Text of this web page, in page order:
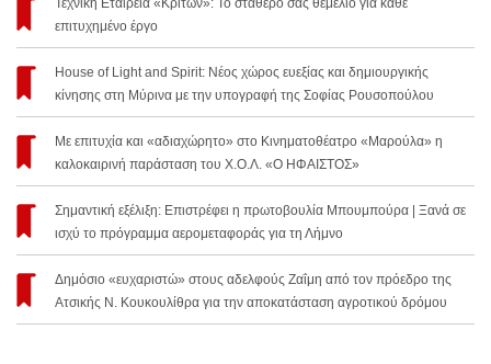
Τεχνική Εταιρεία «Κρίτων»: Το σταθερό σας θεμέλιο για κάθε
επιτυχημένο έργο
House of Light and Spirit: Νέος χώρος ευεξίας και δημιουργικής
κίνησης στη Μύρινα με την υπογραφή της Σοφίας Ρουσοπούλου
Με επιτυχία και «αδιαχώρητο» στο Κινηματοθέατρο «Μαρούλα» η
καλοκαιρινή παράσταση του Χ.Ο.Λ. «Ο ΗΦΑΙΣΤΟΣ»
Σημαντική εξέλιξη: Επιστρέφει η πρωτοβουλία Μπουμπούρα | Ξανά σε
ισχύ το πρόγραμμα αερομεταφοράς για τη Λήμνο
Δημόσιο «ευχαριστώ» στους αδελφούς Ζαΐμη από τον πρόεδρο της
Ατσικής Ν. Κουκουλίθρα για την αποκατάσταση αγροτικού δρόμου